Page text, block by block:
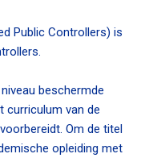
Public Controllers) is
beschermde
curriculum van de
Om de titel
opleiding met